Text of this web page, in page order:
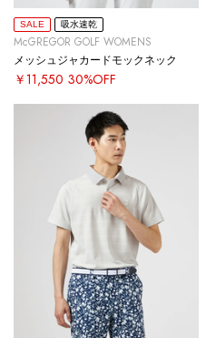
SALE 吸水速乾
McGREGOR GOLF WOMENS
メッシュジャカードモックネック
￥11,550 30%OFF